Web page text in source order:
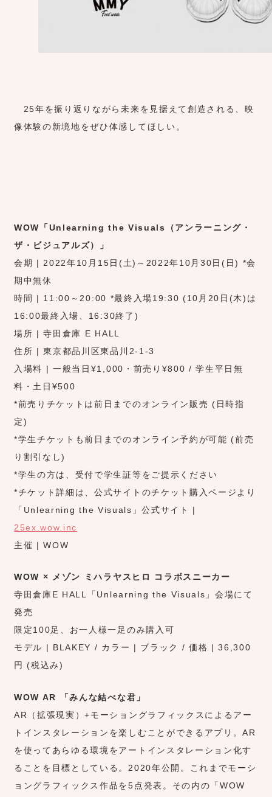
25年を振り返りながら未来を見据えて創造される、映
像体験の新境地をぜひ体感してほしい。
WOW「Unlearning the Visuals（アンラーニング・
ザ・ビジュアルズ）」
会期 | 2022年10月15日(土)～2022年10月30日(日) *会
期中無休
時間 | 11:00～20:00 *最終入場19:30 (10月20日(木)は
16:00最終入場、16:30終了)
場所 | 寺田倉庫 E HALL
住所 | 東京都品川区東品川2-1-3
入場料 | 一般当日¥1,000・前売り¥800 / 学生平日無
料・土日¥500
*前売りチケットは前日までのオンライン販売 (日時指
定)
*学生チケットも前日までのオンライン予約が可能 (前売
り割引なし)
*学生の方は、受付で学生証等をご提示ください
*チケット詳細は、公式サイトのチケット購入ページより
「Unlearning the Visuals」公式サイト |
25ex.wow.inc
主催 | WOW
WOW × メゾン ミハラヤスヒロ コラボスニーカー
寺田倉庫E HALL「Unlearning the Visuals」会場にて
発売
限定100足、お一人様一足のみ購入可
モデル | BLAKEY / カラー | ブラック / 価格 | 36,300
円 (税込み)
WOW AR 「みんな結べな君」
AR（拡張現実）+モーショングラフィックスによるアー
トインスタレーションを楽しむことができるアプリ。AR
を使ってあらゆる環境をアートインスタレーション化す
ることを目標としている。2020年公開。これまでモーシ
ョングラフィックス作品を5点発表。その内の「WOW